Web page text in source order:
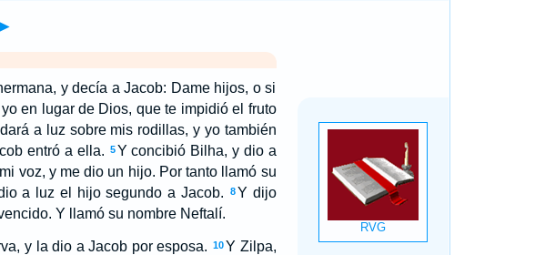
y decía a Jacob: Dame hijos, o si
en lugar de Dios, que te impidió el fruto
a luz sobre mis rodillas, y yo también
entró a ella. 5Y concibió Bilha, y dio a
voz, y me dio un hijo. Por tanto llamó su
a luz el hijo segundo a Jacob. 8Y dijo
Y llamó su nombre Neftalí.
y la dio a Jacob por esposa. 10Y Zilpa,